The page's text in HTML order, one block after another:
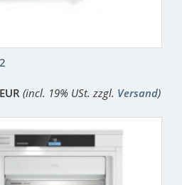
(incl. 19% USt. zzgl. Versand)